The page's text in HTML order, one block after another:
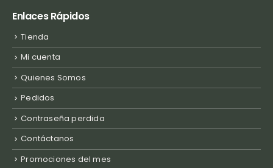
Enlaces Rápidos
Tienda
Mi cuenta
Quienes Somos
Pedidos
Contraseña perdida
Contáctanos
Promociones del mes